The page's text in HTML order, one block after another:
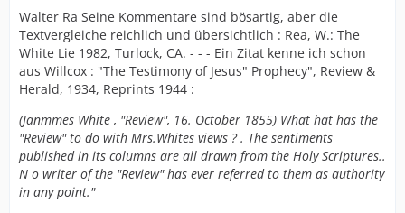
Walter Ra Seine Kommentare sind bösartig, aber die
Textvergleiche reichlich und übersichtlich : Rea, W.: The
White Lie 1982, Turlock, CA. - - - Ein Zitat kenne ich schon
aus Willcox : "The Testimony of Jesus" Prophecy", Review &
Herald, 1934, Reprints 1944 :
(Janmmes White , "Review", 16. October 1855) What hat has the
"Review" to do with Mrs.Whites views ? . The sentiments
published in its columns are all drawn from the Holy Scriptures..
N o writer of the "Review" has ever referred to them as authority
in any point."